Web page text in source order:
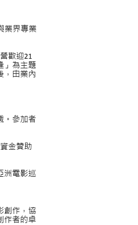
業界專業
歡迎21
」為主題
，由業內
。參加者
金贊助
洲電影巡
創作，協
作者的卓